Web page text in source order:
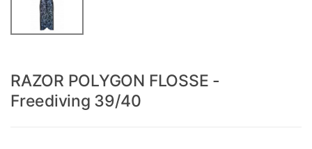
RAZOR POLYGON FLOSSE -
Freediving 39/40